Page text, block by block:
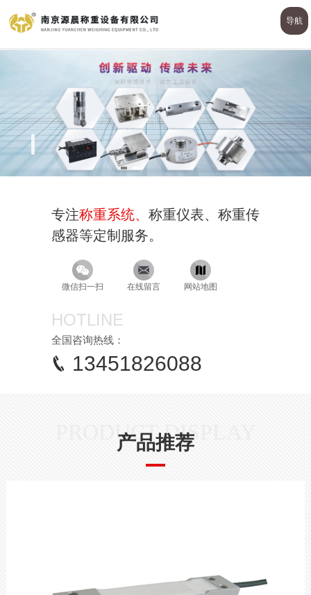
导航
专注称重系统、 称重仪表、称重传
感器等定制服务。
微信扫一扫 在线留言 网站地图
HOTLINE
全国咨询热线：
13451826088
产品推荐
PRODUCT DISPLAY